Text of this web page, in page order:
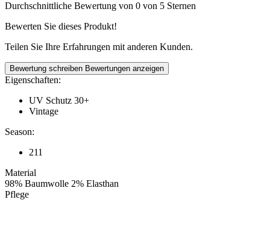
Durchschnittliche Bewertung von 0 von 5 Sternen
Bewerten Sie dieses Produkt!
Teilen Sie Ihre Erfahrungen mit anderen Kunden.
Bewertung schreiben Bewertungen anzeigen
Eigenschaften:
UV Schutz 30+
Vintage
Season:
211
Material
98% Baumwolle 2% Elasthan
Pflege